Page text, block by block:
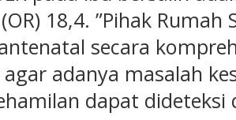
18,4. ”Pihak
secara
adanya masalah
dapat dideteksi